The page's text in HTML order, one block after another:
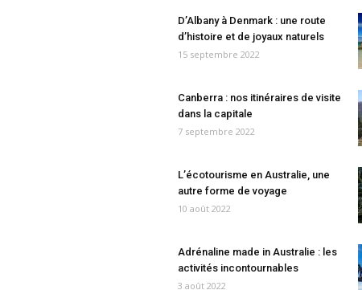
D’Albany à Denmark : une route
d’histoire et de joyaux naturels
15 septembre 2022
Canberra : nos itinéraires de visite
dans la capitale
7 septembre 2022
L’écotourisme en Australie, une
autre forme de voyage
10 août 2022
Adrénaline made in Australie : les
activités incontournables
3 août 2022